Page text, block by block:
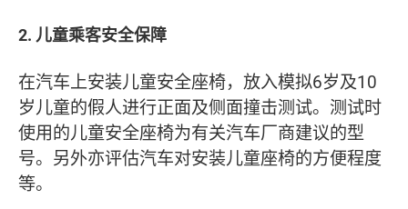
2. 儿童乘客安全保障
在汽车上安装儿童安全座椅，放入模拟6岁及10
岁儿童的假人进行正面及侧面撞击测试。测试时
使用的儿童安全座椅为有关汽车厂商建议的型
号。另外亦评估汽车对安装儿童座椅的方便程度
等。